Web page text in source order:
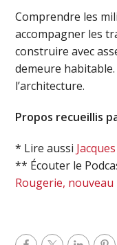
Comprendre les
accompagner les
construire avec
demeure habitable.
l’architecture.
Propos recueillis
* Lire aussi
** Écouter le
Rougerie,